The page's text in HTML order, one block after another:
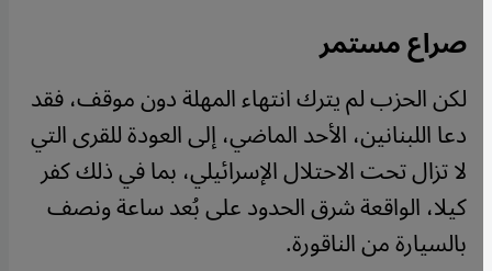
صراع مستمر
لكن الحزب لم يترك انتهاء المهلة دون موقف، فقد
دعا اللبنانين، الأحد الماضي، إلى العودة للقرى التي
لا تزال تحت الاحتلال الإسرائيلي، بما في ذلك كفر
كيلا، الواقعة شرق الحدود على بُعد ساعة ونصف
بالسيارة من الناقورة.